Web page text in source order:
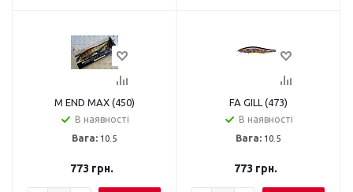
M END MAX (450)
В наявності
Вага: 10.5
773 грн.
FA GILL (473)
В наявності
Вага: 10.5
773 грн.